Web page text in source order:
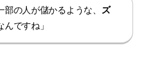
部の人が儲かるような、
ズ
んですね」